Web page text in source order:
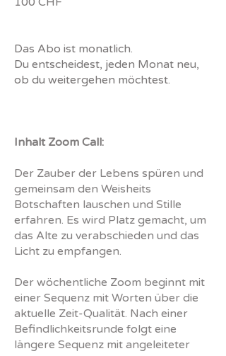
Das Abo ist monatlich.
Du entscheidest, jeden Monat neu,
ob du weitergehen möchtest.
Inhalt Zoom Call:
Der Zauber der Lebens spüren und
gemeinsam den Weisheits
Botschaften lauschen und Stille
erfahren. Es wird Platz gemacht, um
das Alte zu verabschieden und das
Licht zu empfangen.
Der wöchentliche Zoom beginnt mit
einer Sequenz mit Worten über die
aktuelle Zeit-Qualität. Nach einer
Befindlichkeitsrunde folgt eine
längere Sequenz mit angeleiteter